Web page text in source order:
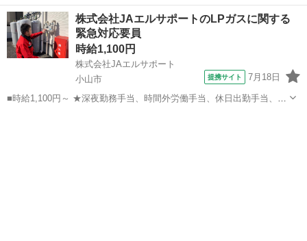
エンジニア増員募集◎ 経験不問！ 新たな一歩踏み出したい方必見◎
各プロジェクトを管理するお仕事です！ キャリアと経験を積めばプラ
ント工事だけでなく...
栃木 宇都宮市 その他
株式会社JAエルサポートのLPガスに関する
緊急対応要員
時給1,100円
株式会社JAエルサポート
小山市
提携サイト 7月18日
■時給1,100円～ ★深夜勤務手当、時間外労働手当、休日出勤手当、通